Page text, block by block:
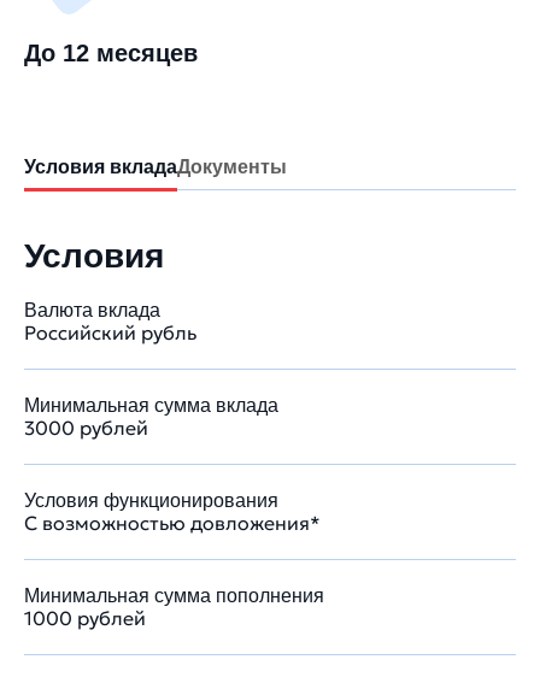
До 12 месяцев
Условия вкладаДокументы
Условия
Валюта вклада
Российский рубль
Минимальная сумма вклада
3000 рублей
Условия функционирования
С возможностью довложения*
Минимальная сумма пополнения
1000 рублей